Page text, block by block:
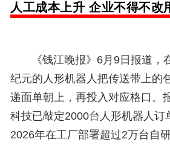
人工成本上升 企业不得不改
《钱江晚报》6月9日报道，
纪元的人形机器人把传送带上的
递面单朝上，再投入对应格口。
科技已敲定2000台人形机器人订
2026年在工厂部署超过2万台自